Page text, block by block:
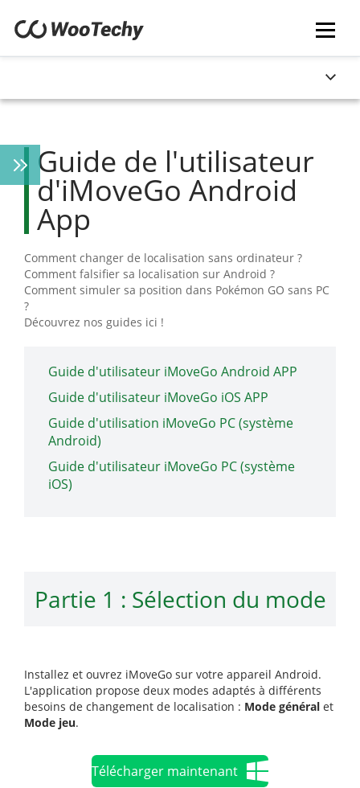
Guide de l'utilisateur
d'iMoveGo Android
App
Comment changer de localisation sans ordinateur ?
Comment falsifier sa localisation sur Android ?
Comment simuler sa position dans Pokémon GO sans PC
?
Découvrez nos guides ici !
Guide d'utilisateur iMoveGo Android APP
Guide d'utilisateur iMoveGo iOS APP
Guide d'utilisation iMoveGo PC (système
Android)
Guide d'utilisateur iMoveGo PC (système
iOS)
Partie 1 : Sélection du mode
Installez et ouvrez iMoveGo sur votre appareil Android.
L'application propose deux modes adaptés à différents
besoins de changement de localisation : Mode général et
Mode jeu.
Télécharger maintenant